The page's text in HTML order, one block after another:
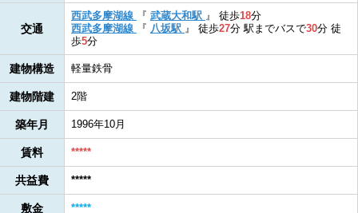
交通
西武多摩湖線 『 武蔵大和駅 』 徒歩18分
西武多摩湖線
『 八坂駅 』 徒歩27分 駅までバスで30分 徒
歩5分
建物構造 軽量鉄骨
建物階建 2階
築年月 1996年10月
賃料 *****
共益費 *****
敷金 *****